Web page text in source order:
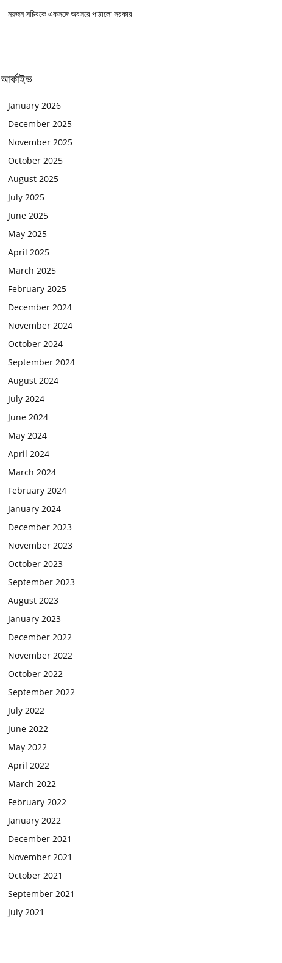
নয়জন সচিবকে একসঙ্গে অবসরে পাঠালো সরকার
আর্কাইভ
January 2026
December 2025
November 2025
October 2025
August 2025
July 2025
June 2025
May 2025
April 2025
March 2025
February 2025
December 2024
November 2024
October 2024
September 2024
August 2024
July 2024
June 2024
May 2024
April 2024
March 2024
February 2024
January 2024
December 2023
November 2023
October 2023
September 2023
August 2023
January 2023
December 2022
November 2022
October 2022
September 2022
July 2022
June 2022
May 2022
April 2022
March 2022
February 2022
January 2022
December 2021
November 2021
October 2021
September 2021
July 2021